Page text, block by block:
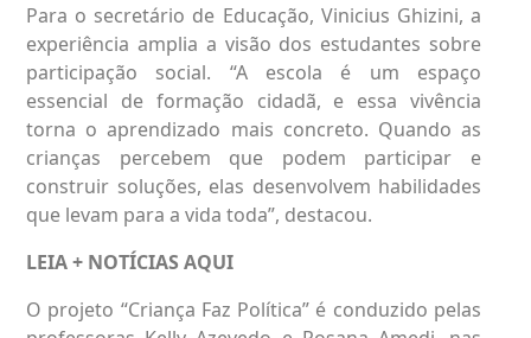
Para o secretário de Educação, Vinicius Ghizini, a
experiência amplia a visão dos estudantes sobre
participação social. “A escola é um espaço
essencial de formação cidadã, e essa vivência
torna o aprendizado mais concreto. Quando as
crianças percebem que podem participar e
construir soluções, elas desenvolvem habilidades
que levam para a vida toda”, destacou.
LEIA + NOTÍCIAS AQUI
O projeto “Criança Faz Política” é conduzido pelas